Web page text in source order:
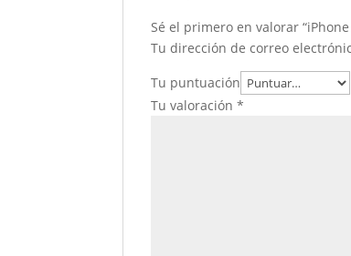
Sé el primero en valorar
Tu dirección de correo
Tu puntuación
Tu valoración*